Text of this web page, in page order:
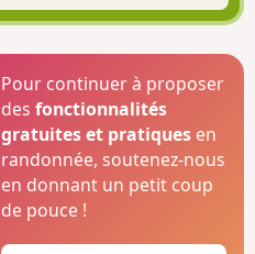
Pour continuer à proposer
desfonctionnalités
gratuites et pratiques en
randonnée, soutenez-nous
en donnant un petit coup
de pouce !